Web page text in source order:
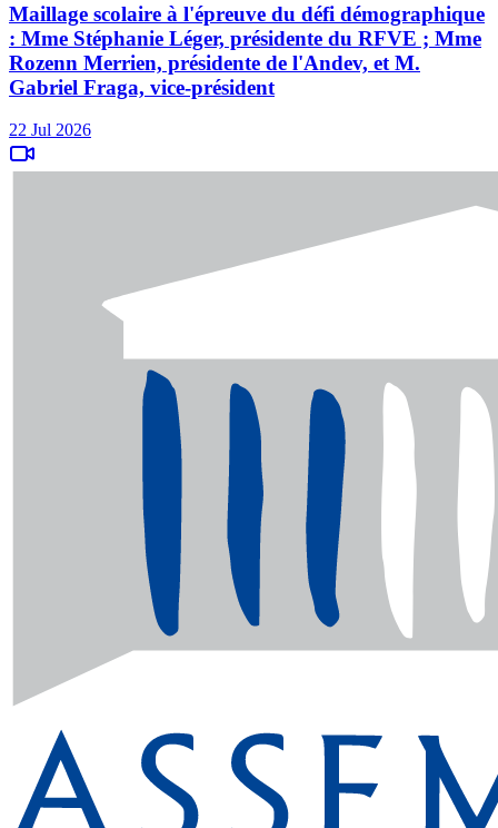
Maillage scolaire à l'épreuve du défi démographique
: Mme Stéphanie Léger, présidente du RFVE ; Mme
Rozenn Merrien, présidente de l'Andev, et M.
Gabriel Fraga, vice-président
22 Jul 2026